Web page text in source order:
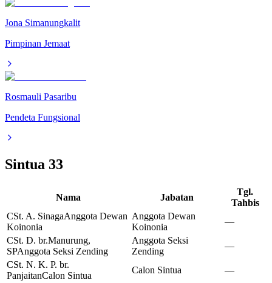
Jona Simanungkalit
Pimpinan Jemaat
Rosmauli Pasaribu
Pendeta Fungsional
Sintua 33
Nama Jabatan
Tgl.
Tahbis
CSt. A. SinagaAnggota Dewan
Koinonia
Anggota Dewan
Koinonia
—
CSt. D. br.Manurung,
SPAnggota Seksi Zending
Anggota Seksi
Zending
—
CSt. N. K. P. br.
PanjaitanCalon Sintua
Calon Sintua
—